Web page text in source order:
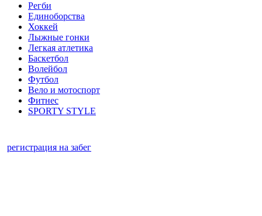
Регби
Единоборства
Хоккей
Лыжные гонки
Легкая атлетика
Баскетбол
Волейбол
Футбол
Вело и мотоспорт
Фитнес
SPORTY STYLE
регистрация на забег